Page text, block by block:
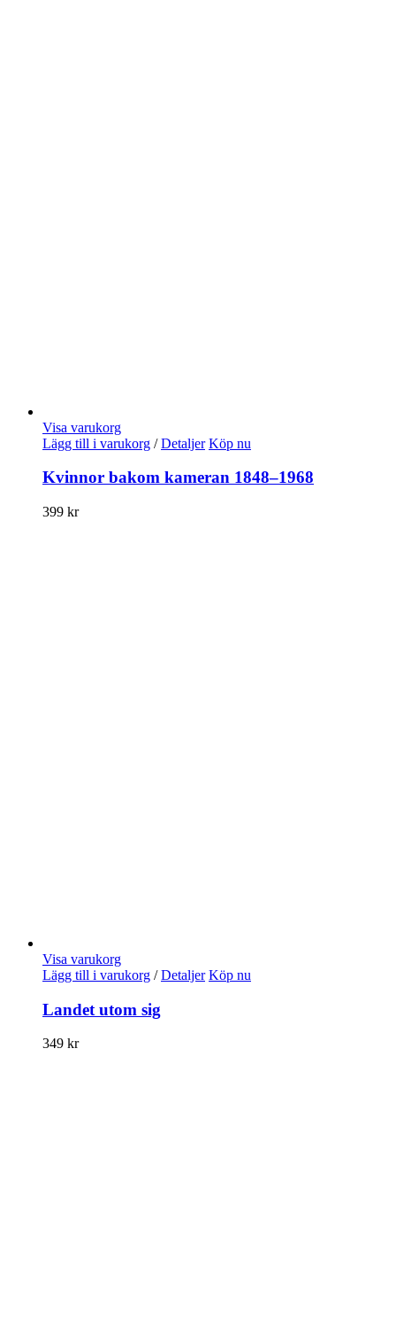
Visa varukorg
Lägg till i varukorg / Detaljer Köp nu
Kvinnor bakom kameran 1848–1968
399 kr
Visa varukorg
Lägg till i varukorg / Detaljer Köp nu
Landet utom sig
349 kr